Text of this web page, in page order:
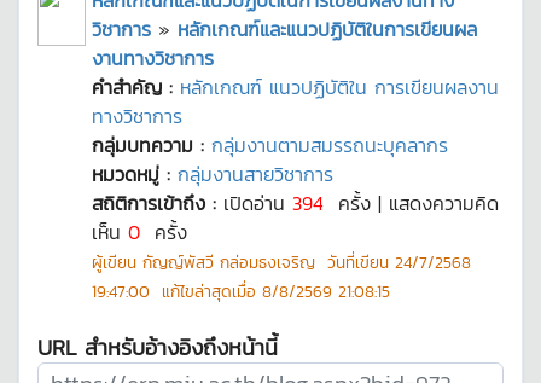
วิชาการ » หลักเกณฑ์และแนวปฏิบัติในการเขียนผล
งานทางวิชาการ
คำสำคัญ : หลักเกณฑ์ แนวปฏิบัติใน การเขียนผลงาน
ทางวิชาการ
กลุ่มบทความ : กลุ่มงานตามสมรรถนะบุคลากร
หมวดหมู่ : กลุ่มงานสายวิชาการ
สถิติการเข้าถึง : เปิดอ่าน 394 ครั้ง | แสดงความคิด
เห็น 0 ครั้ง
ผู้เขียน กัญญ์พัสวี กล่อมธงเจริญ วันที่เขียน 24/7/2568
19:47:00 แก้ไขล่าสุดเมื่อ 8/8/2569 21:08:15
URL สำหรับอ้างอิงถึงหน้านี้